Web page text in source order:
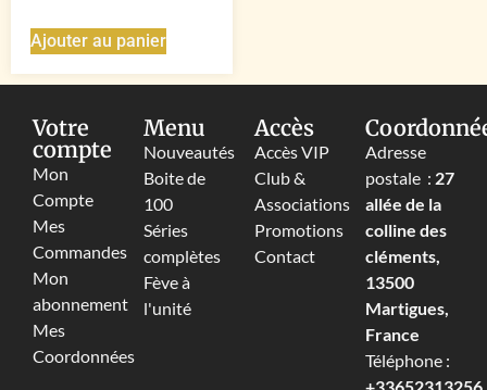
Ajouter au panier
Votre
compte
Mon
Compte
Mes
Commandes
Mon
abonnement
Mes
Coordonnées
Menu
Nouveautés
Boite de
100
Séries
complètes
Fève à
l'unité
Accès
Accès VIP
Club &
Associations
Promotions
Contact
Adresse
postale : 27
allée de la
colline des
cléments,
13500
Martigues,
France
Téléphone :